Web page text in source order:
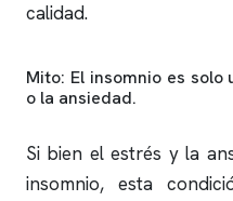
calidad.
Mito: El insomnioes solo
o la ansiedad.
Si bien el estrés y la
insomnio, esta